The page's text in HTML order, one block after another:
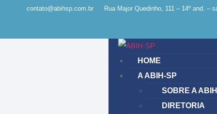
contato@abihsp.com.br Rua Major Quedinho, 111 – 14º and. –
HOME
A ABIH-SP
SOBRE A
DIRETORIA